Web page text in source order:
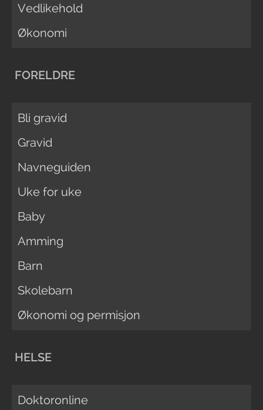
Vedlikehold
Økonomi
FORELDRE
Bli gravid
Gravid
Navneguiden
Uke for uke
Baby
Amming
Barn
Skolebarn
Økonomi og permisjon
HELSE
Doktoronline